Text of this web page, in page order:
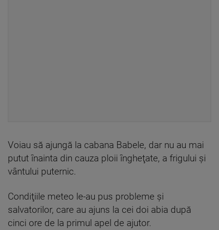
Voiau să ajungă la cabana Babele, dar nu au mai
putut înainta din cauza ploii îngheţate, a frigului şi
vântului puternic.
Condiţiile meteo le-au pus probleme şi
salvatorilor, care au ajuns la cei doi abia după
cinci ore de la primul apel de ajutor.